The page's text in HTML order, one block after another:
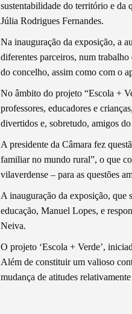
Termo de
Filtros
sustentabilidade do território e da
Júlia Rodrigues Fernandes.
Na inauguração da exposição, a
diferentes parceiros, num
do concelho, assim como com o
No âmbito do projeto “Escola +
professores, educadores e
divertidos e, sobretudo, amigos
A presidente da Câmara fez
familiar no mundo rural”, o que
vilaverdense – para as questões
A inauguração da exposição, que
educação, Manuel Lopes, e
Neiva.
O projeto ‘Escola + Verde’,
Além de constituir um valioso
mudança de atitudes